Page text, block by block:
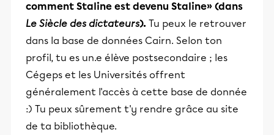
comment Staline est devenu Staline» (dans
Le Siècle des dictateurs). Tu peux le retrouver
dans la base de données Cairn. Selon ton
profil, tu es un.e élève postsecondaire ; les
Cégeps et les Universités offrent
généralement l'accès à cette base de donnée
:) Tu peux sûrement t'y rendre grâce au site
de ta bibliothèque.